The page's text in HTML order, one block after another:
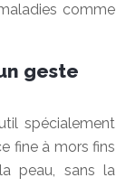
comme
geste
spécialement
fine à mors fins
peau, sans la